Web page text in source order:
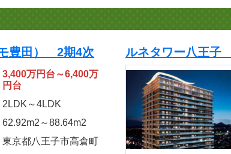
豊田） 2期4次
3,400万円台～6,400万
円台
2LDK～4LDK
62.92m2 ～88.64m2
東京都八王子市高倉町
ルネタワー八王子